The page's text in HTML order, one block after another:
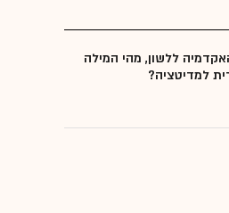
ללשון, מהי המילה
למדיטציה?